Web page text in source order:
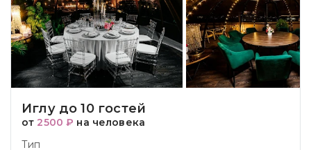
Иглу до 10 гостей
от 2500 ₽ на человека
Тип